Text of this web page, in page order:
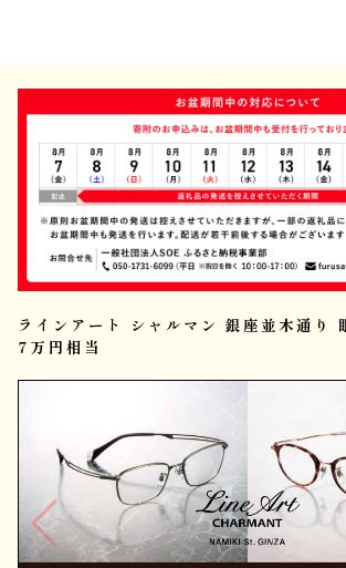
ラインアート シャルマン 銀座並木通り
7万円相当